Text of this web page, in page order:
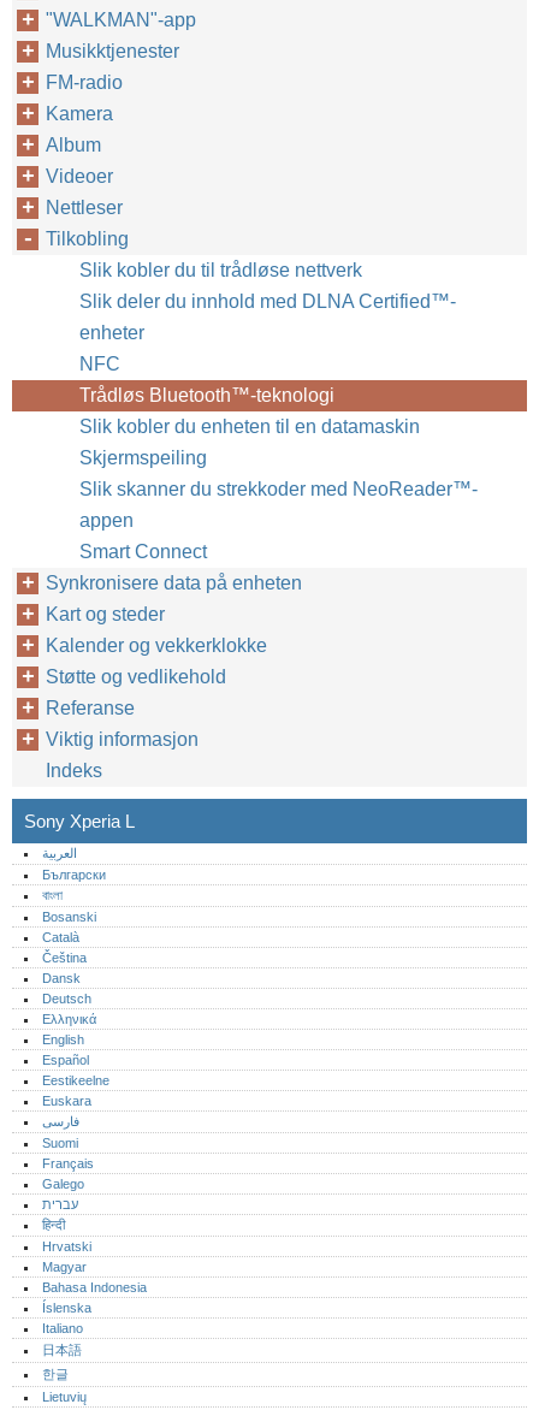
"WALKMAN"-app
Musikktjenester
FM-radio
Kamera
Album
Videoer
Nettleser
Tilkobling
Slik kobler du til trådløse nettverk
Slik deler du innhold med DLNA Certified™‎-
enheter
NFC
Trådløs Bluetooth™‎-teknologi
Slik kobler du enheten til en datamaskin
Skjermspeiling
Slik skanner du strekkoder med NeoReader™‎-
appen
Smart Connect
Synkronisere data på enheten
Kart og steder
Kalender og vekkerklokke
Støtte og vedlikehold
Referanse
Viktig informasjon
Indeks
Sony Xperia L
العربية
Български
বাংলা
Bosanski
Català
Čeština
Dansk
Deutsch
Ελληνικά
English
Español
Eestikeelne
Euskara
فارسی
Suomi
Français
Galego
עברית
हिन्दी
Hrvatski
Magyar
Bahasa Indonesia
Íslenska
Italiano
日本語
한글
Lietuvių